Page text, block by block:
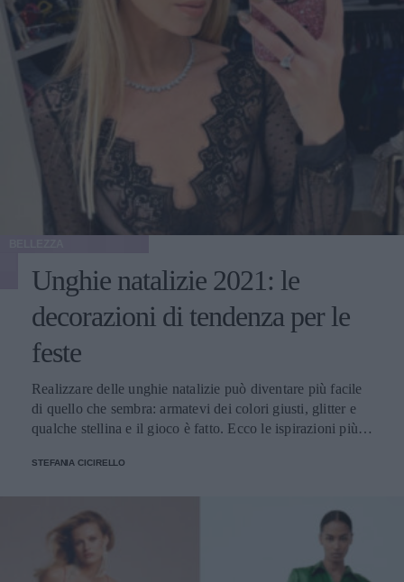
Unghie natalizie 2021: le
decorazioni di tendenza per le
feste
Realizzare delle unghie natalizie può diventare più facile
di quello che sembra: armatevi dei colori giusti, glitter e
qualche stellina e il gioco è fatto. Ecco le ispirazioni più
STEFANIA CICIRELLO